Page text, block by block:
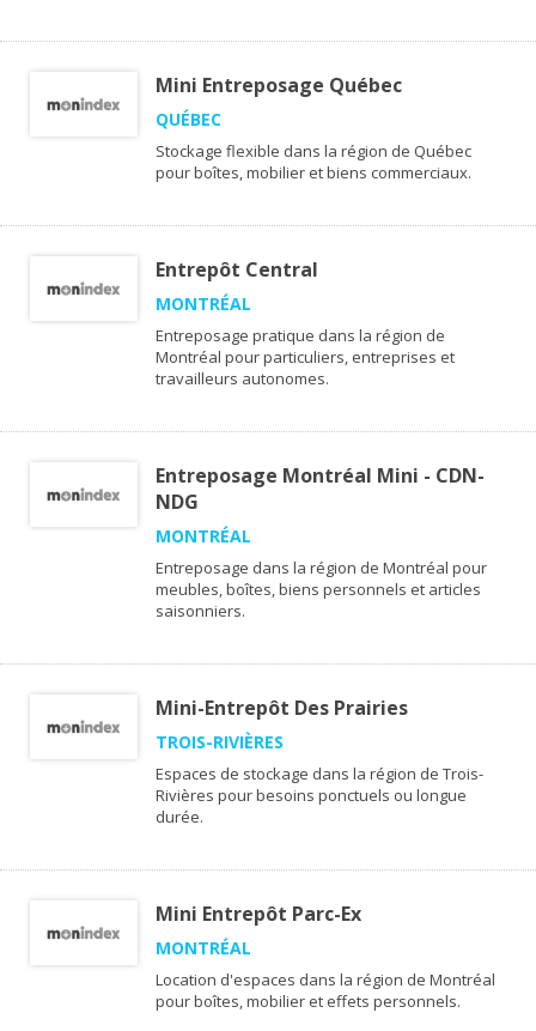
Mini Entreposage Québec
QUÉBEC
Stockage flexible dans la région de Québec
pour boîtes, mobilier et biens commerciaux.
Entrepôt Central
MONTRÉAL
Entreposage pratique dans la région de
Montréal pour particuliers, entreprises et
travailleurs autonomes.
Entreposage Montréal Mini - CDN-
NDG
MONTRÉAL
Entreposage dans la région de Montréal pour
meubles, boîtes, biens personnels et articles
saisonniers.
Mini-Entrepôt Des Prairies
TROIS-RIVIÈRES
Espaces de stockage dans la région de Trois-
Rivières pour besoins ponctuels ou longue
durée.
Mini Entrepôt Parc-Ex
MONTRÉAL
Location d'espaces dans la région de Montréal
pour boîtes, mobilier et effets personnels.